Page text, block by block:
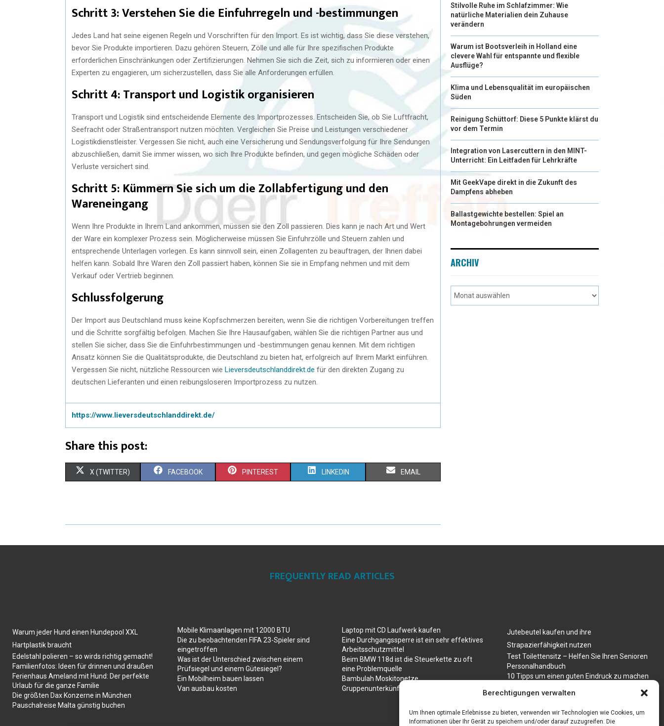
Berechtigungen verwalten
Um Ihnen optimale Erlebnisse zu bieten, verwenden wir Technologien wie Cookies, um
Informationen über Ihr Gerät zu speichern und/oder darauf zuzugreifen. Die
Schritt 3: Verstehen Sie die Einfuhrregeln und -bestimmungen
Jedes Land hat seine eigenen Regeln und Vorschriften für den Import. Es ist wichtig, dass Sie diese verstehen,
bevor Sie Produkte importieren. Dazu gehören Steuern, Zölle und alle für Ihre spezifischen Produkte
erforderlichen Einschränkungen oder Zertifizierungen. Nehmen Sie sich die Zeit, sich zu informieren oder einen
Experten zu engagieren, um sicherzustellen, dass Sie alle Anforderungen erfüllen.
Schritt 4: Transport und Logistik organisieren
Transport und Logistik sind entscheidende Elemente des Importprozesses. Entscheiden Sie, ob Sie Luftfracht,
Seefracht oder Straßentransport nutzen möchten. Vergleichen Sie Preise und Leistungen verschiedener
Logistikdienstleister. Vergessen Sie nicht, auch eine Versicherung und Sendungsverfolgung für Ihre Sendungen
abzuschließen, damit Sie immer wissen, wo sich Ihre Produkte befinden, und gegen mögliche Schäden oder
Verluste versichert sind.
Schritt 5: Kümmern Sie sich um die Zollabfertigung und den
Wareneingang
Wenn Ihre Produkte in Ihrem Land ankommen, müssen sie den Zoll passieren. Dies kann je nach Art und Wert
der Ware ein komplexer Prozess sein. Möglicherweise müssen Sie Einfuhrzölle und Steuern zahlen und
entsprechende Unterlagen vorlegen. Es kann sinnvoll sein, einen Zollagenten zu beauftragen, der Ihnen dabei
helfen kann. Sobald Ihre Waren den Zoll passiert haben, können Sie sie in Empfang nehmen und mit dem
Verkauf oder Vertrieb beginnen.
Schlussfolgerung
Der Import aus Deutschland muss keine Kopfschmerzen bereiten, wenn Sie die richtigen Vorbereitungen treffen
und die Schritte sorgfältig befolgen. Machen Sie Ihre Hausaufgaben, wählen Sie die richtigen Partner aus und
stellen Sie sicher, dass Sie die Einfuhrbestimmungen und -bestimmungen genau kennen. Mit dem richtigen
Ansatz können Sie die Qualitätsprodukte, die Deutschland zu bieten hat, erfolgreich auf Ihrem Markt einführen.
Vergessen Sie nicht, nützliche Ressourcen wie Lieversdeutschlanddirekt.de für den direkten Zugang zu
deutschen Lieferanten und einen reibungsloseren Importprozess zu nutzen.
https://www.lieversdeutschlanddirekt.de/
Share this post:
X (TWITTER) FACEBOOK PINTEREST LINKEDIN EMAIL
Stilvolle Ruhe im Schlafzimmer: Wie
natürliche Materialien dein Zuhause
verändern
Warum ist Bootsverleih in Holland eine
clevere Wahl für entspannte und flexible
Ausflüge?
Klima und Lebensqualität im europäischen
Süden
Reinigung Schüttorf: Diese 5 Punkte klärst du
vor dem Termin
Integration von Lasercuttern in den MINT-
Unterricht: Ein Leitfaden für Lehrkräfte
Mit GeekVape direkt in die Zukunft des
Dampfens abheben
Ballastgewichte bestellen: Spiel an
Montagebohrungen vermeiden
ARCHIV
FREQUENTLY READ ARTICLES
Warum jeder Hund einen Hundepool XXL
Hartplastik braucht
Edelstahl polieren – so wirds richtig gemacht!
Familienfotos: Ideen für drinnen und draußen
Ferienhaus Ameland mit Hund: Der perfekte
Urlaub für die ganze Familie
Die größten Dax Konzerne in München
Pauschalreise Malta günstig buchen
Mobile Klimaanlagen mit 12000 BTU
Die zu beobachtenden FIFA 23-Spieler sind
eingetroffen
Was ist der Unterschied zwischen einem
Prüfsiegel und einem Gütesiegel?
Ein Mobilheim bauen lassen
Van ausbau kosten
Laptop mit CD Laufwerk kaufen
Eine Durchgangssperre ist ein sehr effektives
Arbeitsschutzmittel
Beim BMW 118d ist die Steuerkette zu oft
eine Problemquelle
Bambulah Moskitonetze
Gruppenunterkünfte in Holland
Jutebeutel kaufen und ihre
Strapazierfähigkeit nutzen
Test Toilettensitz – Helfen Sie Ihren Senioren
Personalhandbuch
10 Tipps um einen guten Eindruck zu machen